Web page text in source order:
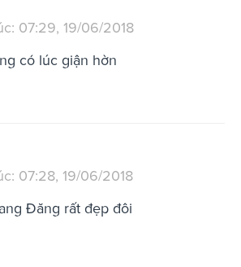
07:29, 19/06/2018
có lúc giận hờn
07:28, 19/06/2018
Đăng rất đẹp đôi